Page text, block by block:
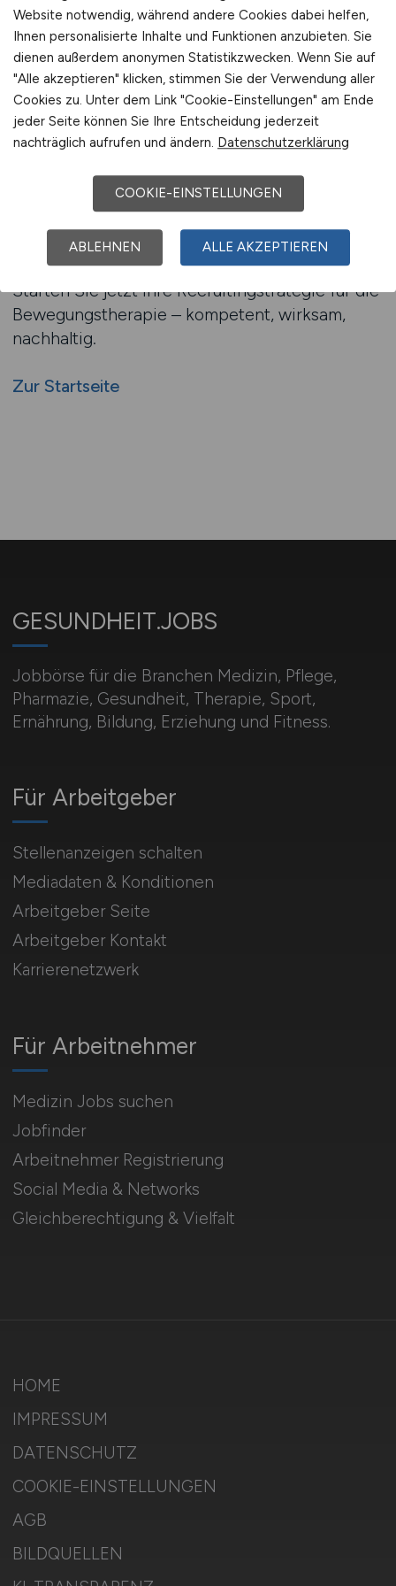
Beratung anfordern
Jetzt Therapiepersonal gewinnen
– bevor Versorgungslücken
Physiotherapeuten sind schwer zu finden –
aber gezielt zu erreichen. Mit
GESUNDHEIT.JOBS rekrutieren Sie Fachkräfte,
die nicht nur arbeiten, sondern weiterdenken.
Starten Sie jetzt Ihre Recruitingstrategie für die
Bewegungstherapie – kompetent, wirksam,
nachhaltig.
Zur Startseite
GESUNDHEIT.JOBS
Jobbörse für die Branchen Medizin, Pflege,
Pharmazie, Gesundheit, Therapie, Sport,
Ernährung, Bildung, Erziehung und Fitness.
Für Arbeitnehmer
Medizin Jobs suchen
Jobfinder
Arbeitnehmer Registrierung
Social Media & Networks
Gleichberechtigung & Vielfalt
Für Arbeitgeber
Stellenanzeigen schalten
Mediadaten & Konditionen
Arbeitgeber Seite
Arbeitgeber Kontakt
Karrierenetzwerk
HOME
IMPRESSUM
DATENSCHUTZ
COOKIE-EINSTELLUNGEN
AGB
BILDQUELLEN
Website notwendig, während andere Cookies dabei helfen,
Ihnen personalisierte Inhalte und Funktionen anzubieten. Sie
dienen außerdem anonymen Statistikzwecken. Wenn Sie auf
"Alle akzeptieren" klicken, stimmen Sie der Verwendung aller
Cookies zu. Unter dem Link "Cookie-Einstellungen" am Ende
jeder Seite können Sie Ihre Entscheidung jederzeit
nachträglich aufrufen und ändern. Datenschutzerklärung
COOKIE-EINSTELLUNGEN
ABLEHNEN ALLE AKZEPTIEREN